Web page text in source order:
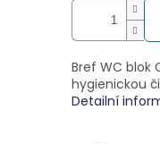
Bref WC blok
hygienickou
Detailní